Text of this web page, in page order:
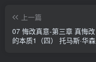
上一篇
07 悔改真意-第三章 真悔改
的本质1（四） 托马斯·华森